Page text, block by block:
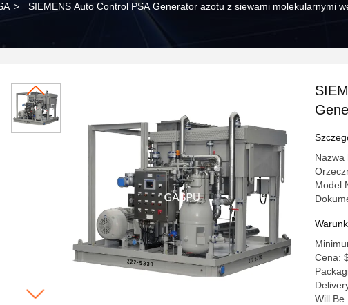
> SIEMENS Auto Control PSA Generator azotu z siewami molekularnymi
Nazwa
Model
Cena:
Will Be